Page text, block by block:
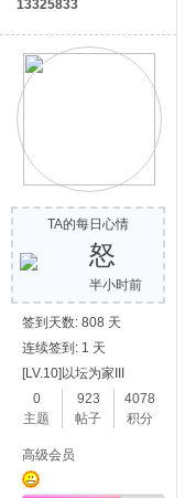
13325833
TA的每日心情
怒
半小时前
签到天数: 808 天
连续签到: 1 天
[LV.10]以坛为家III
0
主题
923
帖子
4078
积分
高级会员